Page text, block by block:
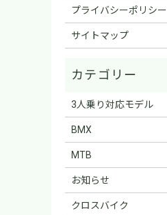
プライバシーポリシー
サイトマップ
3人乗り対応モデル
BMX
MTB
お知らせ
クロスバイク